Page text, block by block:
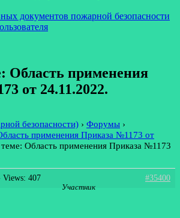
документов пожарной безопасности
Область применения
от 24.11.2022.
безопасности) › Форумы ›
применения Приказа №1173 от
Область применения Приказа №1173
Views: 407
#35400
Участник